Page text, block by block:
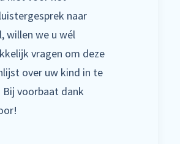
naar
willen we u wél
vragen om deze
over uw kind in te
Bij voorbaat dank